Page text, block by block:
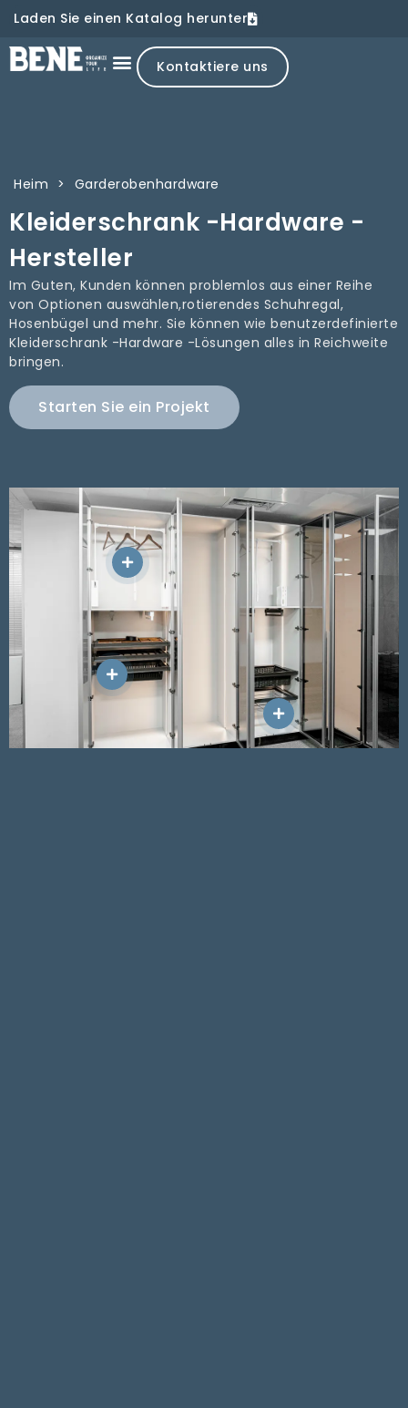
Laden Sie einen Katalog herunter
Kontaktiere uns
Heim > Garderobenhardware
Kleiderschrank -Hardware -
Hersteller
Im Guten, Kunden können problemlos aus einer Reihe
von Optionen auswählen,rotierendes Schuhregal,
Hosenbügel und mehr. Sie können wie benutzerdefinierte
Kleiderschrank -Hardware -Lösungen alles in Reichweite
bringen.
Starten Sie ein Projekt